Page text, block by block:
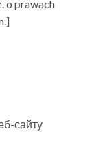
o prawach
сайту